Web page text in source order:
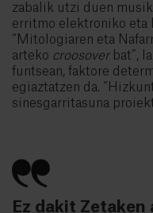
zabalik utzi duen
erritmo elektroniko eta
“Mitologiaren eta
arteko croosoverbat”,
funtsean, faktore
egiaztatzen da.
sinesgarritasuna
Ez dakit